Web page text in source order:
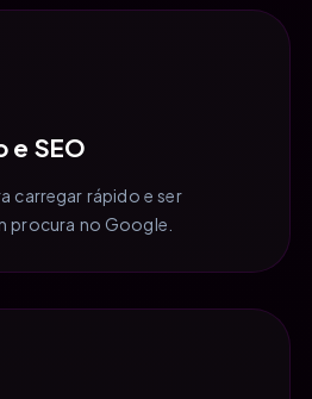
e SEO
carregar rápido e ser
procura no Google.